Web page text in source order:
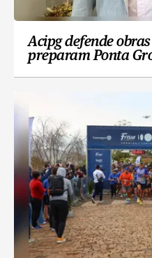
Acipg defende
preparam Ponta